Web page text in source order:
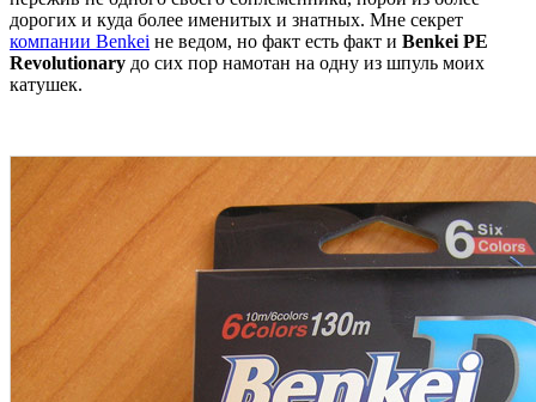
дорогих и куда более именитых и знатных. Мне секрет
компании Benkei не ведом, но факт есть факт и Benkei PE
Revolutionary до сих пор намотан на одну из шпуль моих
катушек.